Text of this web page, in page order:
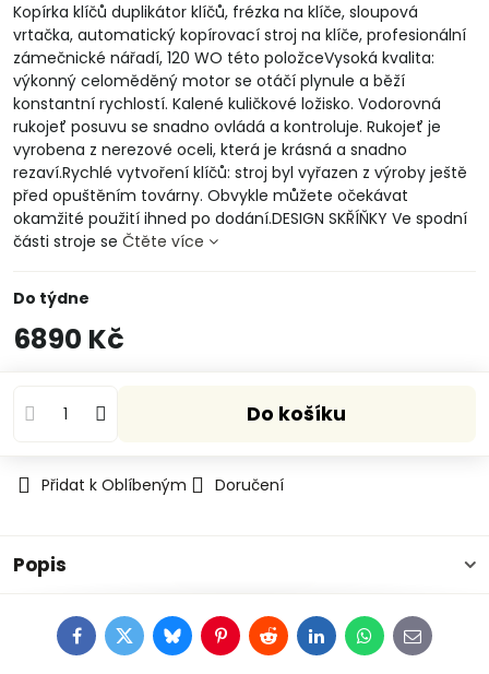
Kopírka klíčů duplikátor klíčů, frézka na klíče, sloupová
vrtačka, automatický kopírovací stroj na klíče, profesionální
zámečnické nářadí, 120 WO této položceVysoká kvalita:
výkonný celoměděný motor se otáčí plynule a běží
konstantní rychlostí. Kalené kuličkové ložisko. Vodorovná
rukojeť posuvu se snadno ovládá a kontroluje. Rukojeť je
vyrobena z nerezové oceli, která je krásná a snadno
rezaví.Rychlé vytvoření klíčů: stroj byl vyřazen z výroby ještě
před opuštěním továrny. Obvykle můžete očekávat
okamžité použití ihned po dodání.DESIGN SKŘÍŇKY Ve spodní
části stroje se Čtěte více
Do týdne
6890 Kč
Do košíku
Přidat k Oblíbeným Doručení
Popis
FacebookTwitterBlueskyPinterestRedditLinkedInWhatsApp
E-
mail